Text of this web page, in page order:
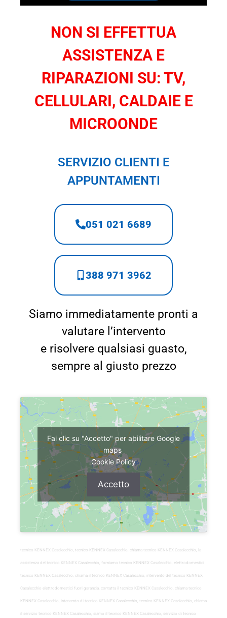
NON SI EFFETTUA
ASSISTENZA E
RIPARAZIONI SU: TV,
CELLULARI, CALDAIE E
MICROONDE
SERVIZIO CLIENTI E
APPUNTAMENTI
051 021 6689
388 971 3962
Siamo immediatamente pronti a
valutare l’intervento
e risolvere qualsiasi guasto,
sempre al giusto prezzo
Fai clic su "Accetto" per abilitare Google
maps
Cookie Policy
Accetto
tecnico KENNEX Casalecchio, tecnico-KENNEX-Casalecchio, chiama tecnico KENNEX Casalecchio, la
assistenza del tecnico KENNEX Casalecchio, forniamo tecnico KENNEX Casalecchio, elettrodomestici
tecnico KENNEX Casalecchio, chiama il tecnico KENNEX Casalecchio, intervento del tecnico KENNEX
Casalecchio elettrodomestici fuori garanzia, contatta il tecnico KENNEX Casalecchio, chiama tecnico
KENNEX Casalecchio, intervento di tecnico KENNEX Casalecchio, tecnico-KENNEX-Casalecchio, chiama
il servizio tecnico KENNEX Casalecchio, siamo il tecnico KENNEX Casalecchio, servizio di tecnico